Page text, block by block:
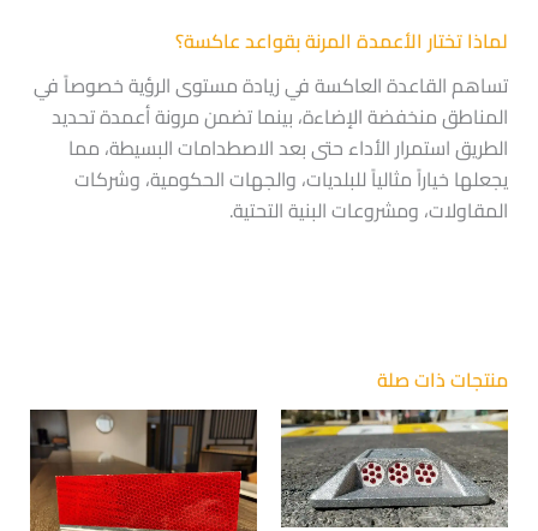
لماذا تختار الأعمدة المرنة بقواعد عاكسة؟
تساهم القاعدة العاكسة في زيادة مستوى الرؤية خصوصاً في
المناطق منخفضة الإضاءة، بينما تضمن مرونة أعمدة تحديد
الطريق استمرار الأداء حتى بعد الاصطدامات البسيطة، مما
يجعلها خياراً مثالياً للبلديات، والجهات الحكومية، وشركات
المقاولات، ومشروعات البنية التحتية.
منتجات ذات صلة